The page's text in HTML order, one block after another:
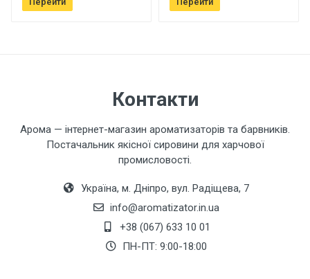
Залишити відгук
Контакти
Арома — інтернет-магазин ароматизаторів та барвників.
Постачальник якісної сировини для харчової
промисловості.
Україна, м. Дніпро, вул. Радіщева, 7
info@aromatizator.in.ua
+38 (067) 633 10 01
ПН-ПТ: 9:00-18:00